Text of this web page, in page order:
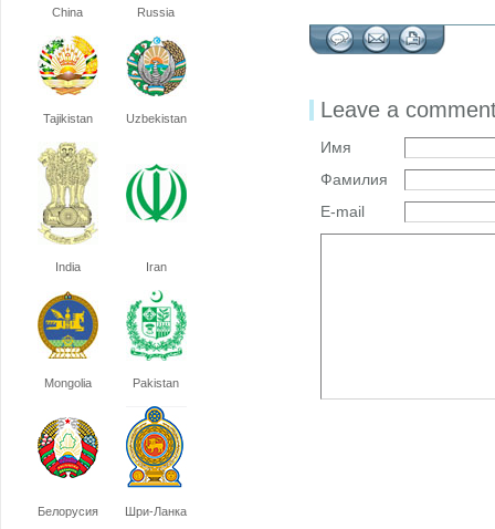
China Russia
Tajikistan Uzbekistan
India Iran
Mongolia Pakistan
Белорусия Шри-Ланка
Leave a
Имя
Фамилия
E-mail